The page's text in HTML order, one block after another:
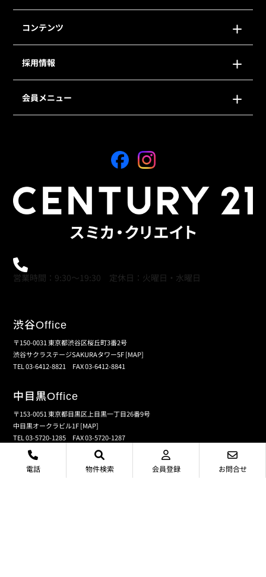
コンテンツ
採用情報
会員メニュー
営業時間：9:30～19:30 定休日：火曜日・水曜日
渋谷Office
〒150-0031 東京都渋谷区桜丘町3番2号
渋谷サクラステージSAKURAタワー5F[MAP]
TEL 03-6412-8821 FAX 03-6412-8841
中目黒Office
〒153-0051 東京都目黒区上目黒一丁目26番9号
中目黒オークラビル1F[MAP]
TEL 03-5720-1285 FAX 03-5720-1287
電話 物件検索 会員登録 お問合せ